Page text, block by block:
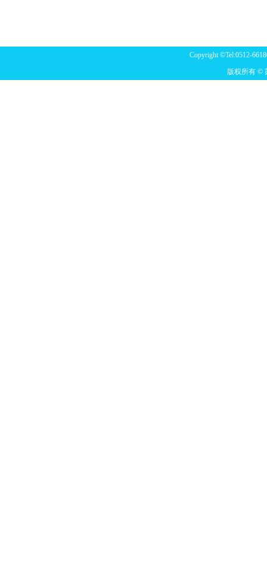
Copyright ©Tel:0512-
版权所有 ©